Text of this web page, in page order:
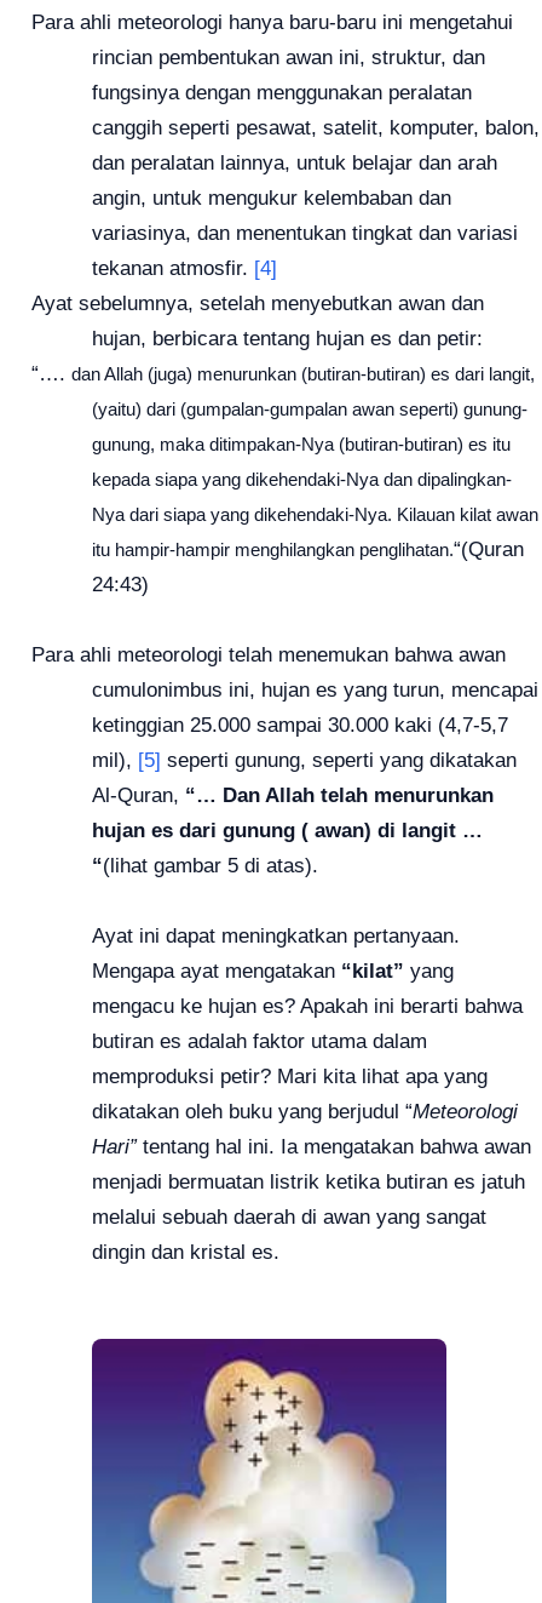
Para ahli meteorologi hanya baru-baru ini mengetahui
rincian pembentukan awan ini, struktur, dan
fungsinya dengan menggunakan peralatan
canggih seperti pesawat, satelit, komputer, balon,
dan peralatan lainnya, untuk belajar dan arah
angin, untuk mengukur kelembaban dan
variasinya, dan menentukan tingkat dan variasi
tekanan atmosfir. [4]
Ayat sebelumnya, setelah menyebutkan awan dan
hujan, berbicara tentang hujan es dan petir:
“….dan Allah (juga) menurunkan (butiran-butiran) es dari langit,
(yaitu) dari (gumpalan-gumpalan awan seperti) gunung-
gunung, maka ditimpakan-Nya (butiran-butiran) es itu
kepada siapa yang dikehendaki-Nya dan dipalingkan-
Nya dari siapa yang dikehendaki-Nya. Kilauan kilat awan
itu hampir-hampir menghilangkan penglihatan.“(Quran
24:43)
Para ahli meteorologi telah menemukan bahwa awan
cumulonimbus ini, hujan es yang turun, mencapai
ketinggian 25.000 sampai 30.000 kaki (4,7-5,7
mil), [5] seperti gunung, seperti yang dikatakan
Al-Quran, “… Dan Allah telah menurunkan
hujan es dari gunung ( awan) di langit …
“(lihat gambar 5 di atas).
Ayat ini dapat meningkatkan pertanyaan.
Mengapa ayat mengatakan “kilat” yang
mengacu ke hujan es? Apakah ini berarti bahwa
butiran es adalah faktor utama dalam
memproduksi petir? Mari kita lihat apa yang
dikatakan oleh buku yang berjudul “Meteorologi
Hari”tentang hal ini. Ia mengatakan bahwa awan
menjadi bermuatan listrik ketika butiran es jatuh
melalui sebuah daerah di awan yang sangat
dingin dan kristal es.